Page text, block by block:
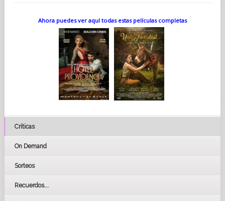
Ahora puedes ver aquí todas estas películas completas
Críticas
On Demand
Sorteos
Recuerdos...